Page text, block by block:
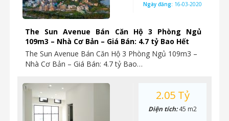
The Sun Avenue Bán Căn Hộ 3 Phòng Ngủ
109m3 – Nhà Cơ Bản – Giá Bán: 4.7 tỷ Bao Hết
The Sun Avenue Bán Căn Hộ 3 Phòng Ngủ 109m3 –
Nhà Cơ Bản – Giá Bán: 4.7 tỷ Bao…
Ngày đăng: 16-03-2020
2.05 Tỷ
Diện tích:45 m2